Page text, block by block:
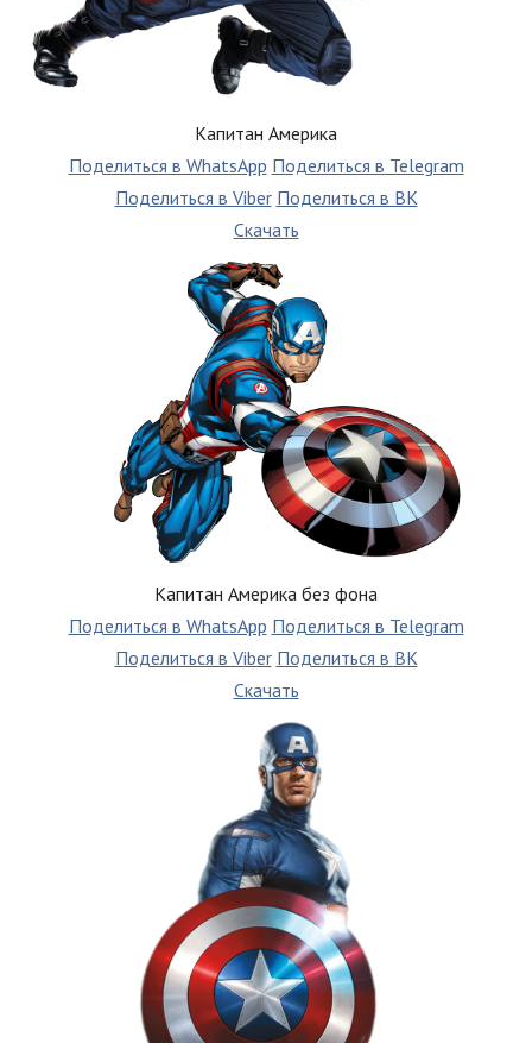
Капитан Америка
Поделиться в WhatsApp Поделиться в Telegram
Поделиться в Viber Поделиться в ВК
Скачать
Капитан Америка без фона
Поделиться в WhatsApp Поделиться в Telegram
Поделиться в Viber Поделиться в ВК
Скачать